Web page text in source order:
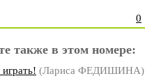
0
также в этом номере:
(Лариса ФЕДИШИНА)